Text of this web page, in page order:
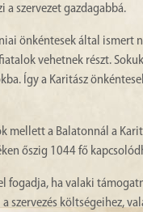
szervezet gazdagabbá.
önkéntesek által ismert
vehetnek részt.
Így a Karitász
mellett a Balatonnál a
őszig 1044 fő
fogadja, ha valaki
szervezés költségeihez,